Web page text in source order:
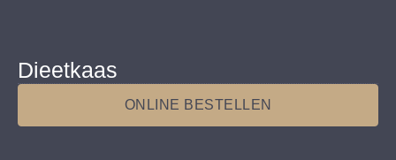
Dieetkaas
ONLINE BESTELLEN